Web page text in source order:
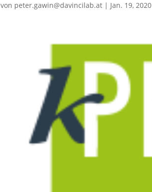
von peter.gawin@davincilab.at | Jan. 19, 2020